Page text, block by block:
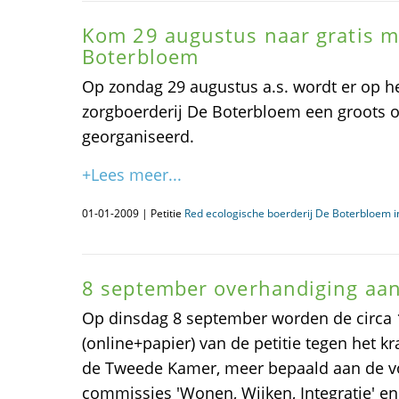
Kom 29 augustus naar gratis
Boterbloem
Op zondag 29 augustus a.s. wordt er op
zorgboerderij De Boterbloem een groots
georganiseerd.
+Lees meer...
01-01-2009 | Petitie Red ecologische boerderij De Boterbloem
8 september overhandiging
Op dinsdag 8 september worden de circa
(online+papier) van de petitie tegen het
de Tweede Kamer, meer bepaald aan de
commissies 'Wonen, Wijken, Integratie'